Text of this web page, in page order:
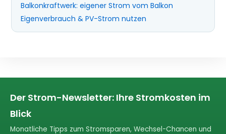
Balkonkraftwerk: eigener Strom vom Balkon
Eigenverbrauch & PV-Strom nutzen
Der Strom-Newsletter: Ihre Stromkosten im
Blick
Monatliche Tipps zum Stromsparen, Wechsel-Chancen und